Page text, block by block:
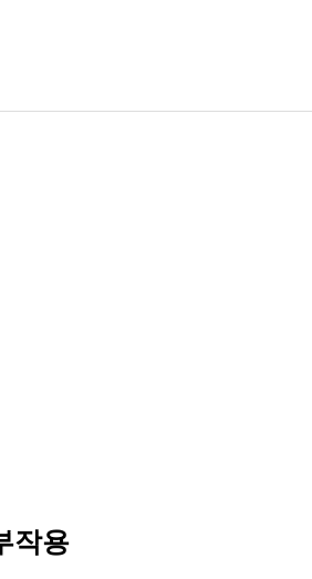
작용